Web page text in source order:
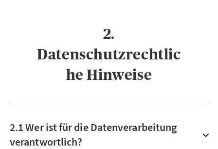
2.
Datenschutzrechtlic
he Hinweise
2.1 Wer ist für die Datenverarbeitung
verantwortlich?